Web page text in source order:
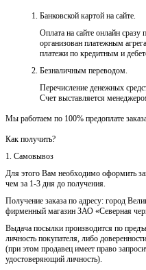
Банковской картой на сайте.
Оплата на сайте онлайн
организован платежным
платежи по кредитным и
Безналичным переводом.
Перечисление денежных
Счет выставляется
Мы работаем по 100% предоплате
Как получить?
1. Самовывоз
Для этого Вам необходимо оформить
чем за 1-3 дня до получения.
Получение заказа по адресу: город
фирменный магазин ЗАО «Северная
Выдача посылки производится по
личность покупателя, либо
(при этом продавец имеет право
удостоверяющий личность).